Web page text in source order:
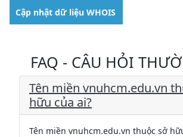
Cập nhật dữ liệu WHOIS
FAQ - CÂU HỎI
Tên miền vnuhcm.edu.vn
hữu của ai?
Tên miền vnuhcm.edu.vn thuộc sở